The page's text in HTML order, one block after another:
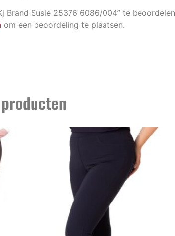
Brand Susie 25376 6086/004” te beoordelen
om een beoordeling te plaatsen.